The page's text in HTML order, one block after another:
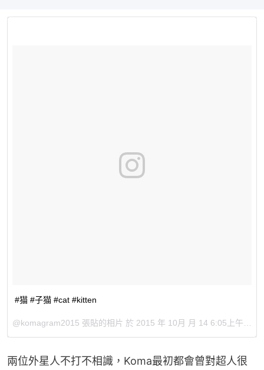
#猫 #子猫 #cat #kitten
@komagram2015 張貼的相片 於 2015 年 10月 月 14 6:05上午 PDT
兩位外星人不打不相識，Koma最初都會曾對超人很